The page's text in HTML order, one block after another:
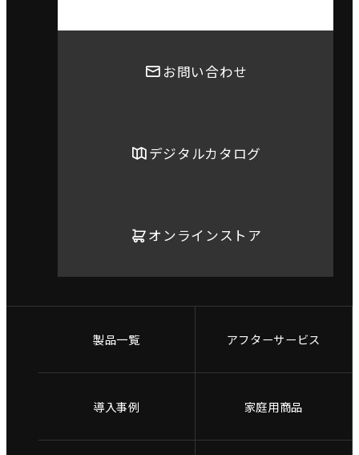
お問い合わせ
デジタルカタログ
オンラインストア
製品一覧 アフターサービス
導入事例 家庭用商品